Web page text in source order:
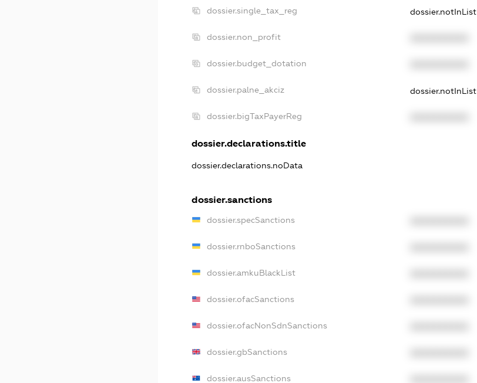
dossier.single_tax_reg dossier.notInList
dossier.non_profit
dossier.budget_dotation
dossier.palne_akciz dossier.notInList
dossier.bigTaxPayerReg
dossier.declarations.title
dossier.declarations.noData
dossier.sanctions
dossier.specSanctions
dossier.rnboSanctions
dossier.amkuBlackList
dossier.ofacSanctions
dossier.ofacNonSdnSanctions
dossier.gbSanctions
dossier.ausSanctions